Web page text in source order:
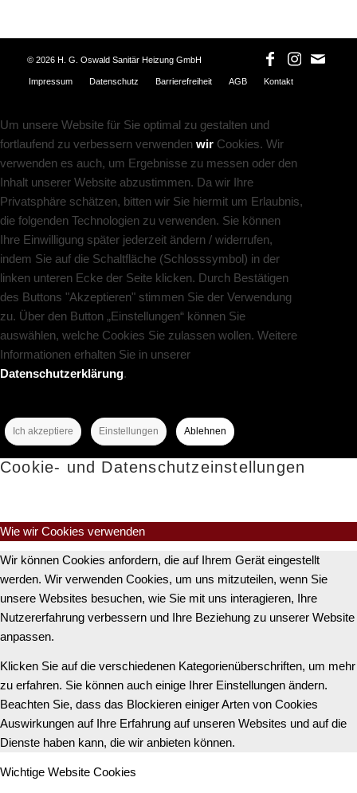
©2026 H. G. Oswald Sanitär Heizung GmbH
Impressum Datenschutz Barrierefreiheit AGB Kontakt
Um unsere Website für Sie optimal zu gestalten und
fortlaufend zu verbessern verwenden wir Cookies. Wir
verwenden es auch, um Ergebnisse zu messen oder den
Inhalt unserer Website abzustimmen. Da wir Ihre
Privatsphäre schätzen, bitten wir Sie hiermit um Erlaubnis,
die folgenden Technologien zu verwenden. Sie können
Ihre Einwilligung später jederzeit ändern / widerrufen,
indem Sie auf die Schaltfläche (Schlosssymbol) in der
linken unteren Ecke der Seite klicken. Durch Bestätigen
des Buttons "Akzeptieren" stimmen Sie der Verwendung
zu. Über den Button „Einstellungen“ können Sie
auswählen, welche Cookies Sie zulassen wollen. Weitere
Informationen erhalten Sie in unserer
Datenschutzerklärung.
Ich akzeptiere Einstellungen Ablehnen
Cookie- und Datenschutzeinstellungen
Wie wir Cookies verwenden
Wir können Cookies anfordern, die auf Ihrem Gerät eingestellt
werden. Wir verwenden Cookies, um uns mitzuteilen, wenn Sie
unsere Websites besuchen, wie Sie mit uns interagieren, Ihre
Nutzererfahrung verbessern und Ihre Beziehung zu unserer Website
anpassen.
Klicken Sie auf die verschiedenen Kategorienüberschriften, um mehr
zu erfahren. Sie können auch einige Ihrer Einstellungen ändern.
Beachten Sie, dass das Blockieren einiger Arten von Cookies
Auswirkungen auf Ihre Erfahrung auf unseren Websites und auf die
Dienste haben kann, die wir anbieten können.
Wichtige Website Cookies